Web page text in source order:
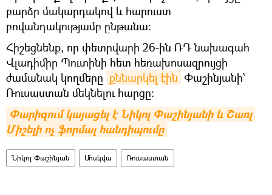
բարձր մակարդակով և հարուստ
բովանդակությամբ ընթանա։
Հիշեցնենք, որ փետրվարի 26-ին ՌԴ նախագահ
Վլադիմիր Պուտինի հետ հեռախոսազրույցի
ժամանակ կողմերը քննարկել էին Փաշինյանի`
Ռուսաստան մեկնելու հարցը։
Փարիզում կայացել է Նիկոլ Փաշինյանի և Շառլ
Միշելի ոչ ֆորմալ հանդիպումը
Նիկոլ Փաշինյան Մոսկվա Ռուսաստան